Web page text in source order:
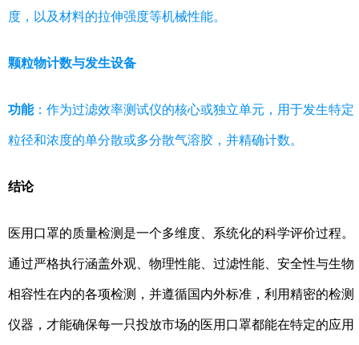
度，以及材料的拉伸强度等机械性能。
颗粒物计数与发生设备
功能：作为过滤效率测试仪的核心或独立单元，用于发生特定
粒径和浓度的单分散或多分散气溶胶，并精确计数。
结论
医用口罩的质量检测是一个多维度、系统化的科学评价过程。
通过严格执行涵盖外观、物理性能、过滤性能、安全性与生物
相容性在内的各项检测，并遵循国内外标准，利用精密的检测
仪器，才能确保每一只投放市场的医用口罩都能在特定的应用